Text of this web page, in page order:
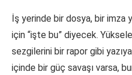
İş yerinde bir dosya, bir
için “işte bu” diyecek.
sezgilerini bir rapor gibi
içinde bir güç savaşı varsa,